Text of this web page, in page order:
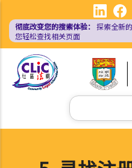
主
彻底改变您的搜索体验： 探索全新
您轻松查找相关页面
搜
索